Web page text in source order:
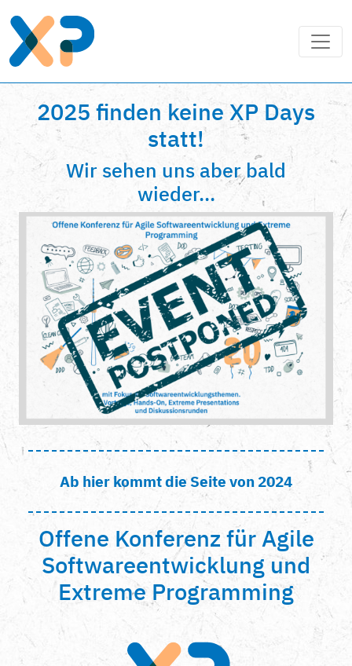
2025 finden keine XP Days
statt!
Wir sehen uns aber bald
wieder...
Ab hier kommt die Seite von 2024
Offene Konferenz für Agile
Softwareentwicklung und
Extreme Programming